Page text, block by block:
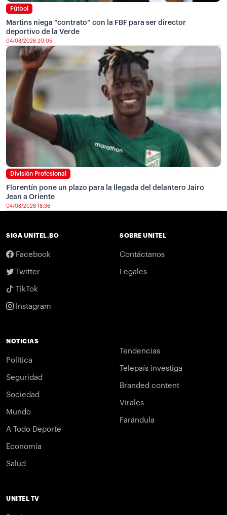
Fútbol
Martins niega “contrato” con la FBF para ser director
deportivo de la Verde
04/08/2026 20:05
División Profesional
Florentín pone un plazo para la llegada del delantero Jairo
Jean a Oriente
04/08/2026 18:36
SIGA UNITEL.BO
Facebook
Twitter
TikTok
Instagram
SOBRE UNITEL
Contáctanos
Legales
NOTICIAS
Política
Seguridad
Sociedad
Mundo
A Todo Deporte
Economía
Salud
Tendencias
Telepaís investiga
Branded content
Virales
Farándula
UNITEL TV